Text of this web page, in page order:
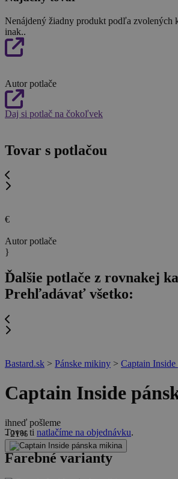
Nenájdený žiadny produkt podľa zvolených
inak..
Autor potlače
Daj si potlač na čokoľvek
Tovar s potlačou
€
Autor potlače
}
Ďalšie potlače z rovnakej
Prehľadávať všetko:
Bastard.sk > Pánske mikiny > Captain
Captain Inside
ihneď pošleme
- 21%
Tovar ti natlačíme na objednávku.
Farebné varianty